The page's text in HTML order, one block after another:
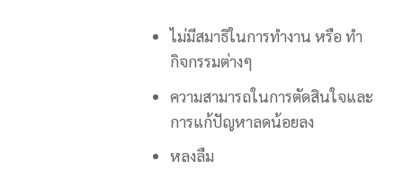
ไม่มีสมาธิในการทำงาน หรือ ทำ
กิจกรรมต่างๆ
ความสามารถในการตัดสินใจและ
การแก้ปัญหาลดน้อยลง
หลงลืม